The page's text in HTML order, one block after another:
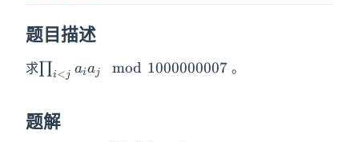
题目描述
求\prod_{i<j}
a_ia_j\mod
i<j aiaj mod 1000000007。
题解